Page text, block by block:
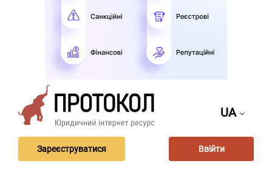
UA
Зареєструватися Ввійти